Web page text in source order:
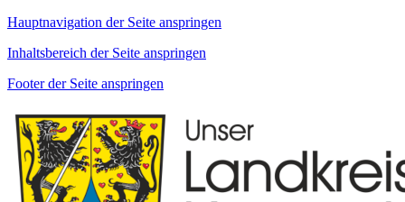
Hauptnavigation der Seite anspringen
Inhaltsbereich der Seite anspringen
Footer der Seite anspringen